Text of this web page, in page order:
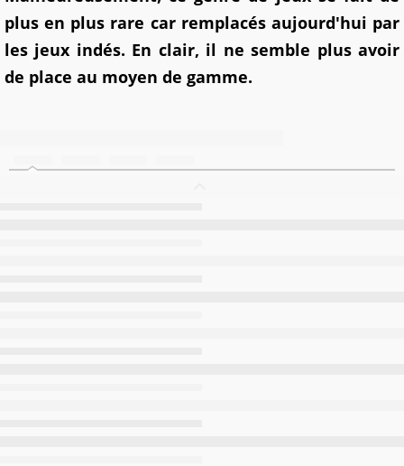
plus en plus rare car remplacés aujourd'hui par
les jeux indés. En clair, il ne semble plus avoir
de place au moyen de gamme.